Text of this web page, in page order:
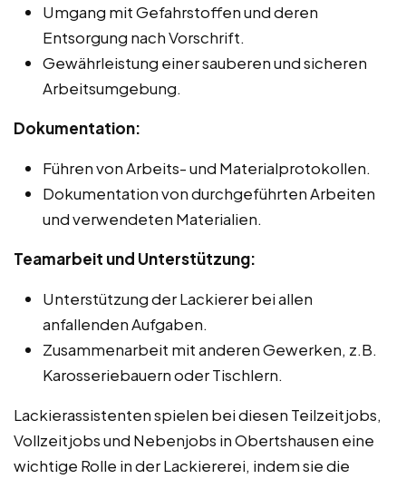
Umgang mit Gefahrstoffen und deren
Entsorgung nach Vorschrift.
Gewährleistung einer sauberen und sicheren
Arbeitsumgebung.
Dokumentation:
Führen von Arbeits- und Materialprotokollen.
Dokumentation von durchgeführten Arbeiten
und verwendeten Materialien.
Teamarbeit und Unterstützung:
Unterstützung der Lackierer bei allen
anfallenden Aufgaben.
Zusammenarbeit mit anderen Gewerken, z.B.
Karosseriebauern oder Tischlern.
Lackierassistenten spielen bei diesen Teilzeitjobs,
Vollzeitjobs und Nebenjobs in Obertshausen eine
wichtige Rolle in der Lackiererei, indem sie die